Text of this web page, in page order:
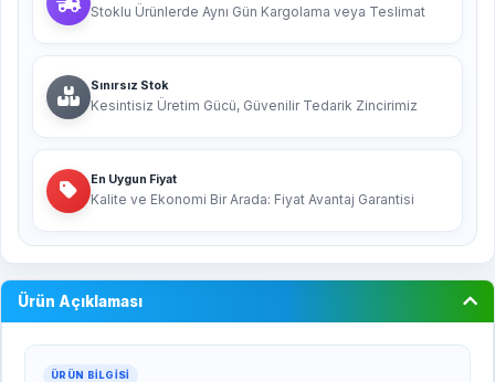
Stoklu Ürünlerde Aynı Gün Kargolama veya Teslimat
Sınırsız Stok
Kesintisiz Üretim Gücü, Güvenilir Tedarik Zincirimiz
En Uygun Fiyat
Kalite ve Ekonomi Bir Arada: Fiyat Avantaj Garantisi
Ürün Açıklaması
ÜRÜN BILGISI